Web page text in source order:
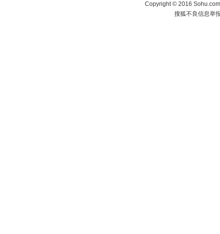
Copyright©2016
搜狐不良信息举